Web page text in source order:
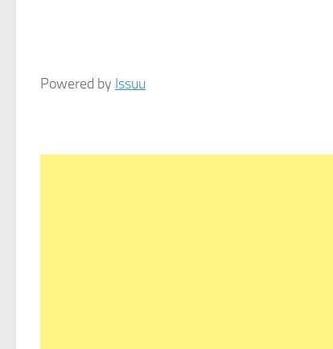
Powered by Issuu